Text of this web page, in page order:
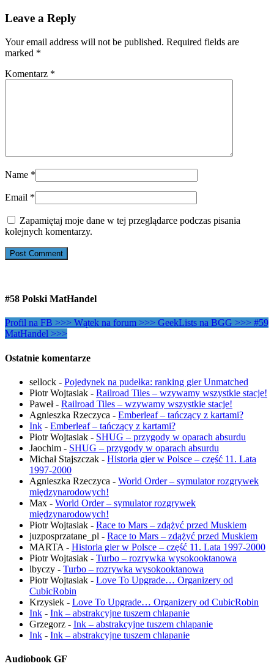
Leave a Reply
Your email address will not be published. Required fields are
marked *
Komentarz *
Name *
Email *
Zapamiętaj moje dane w tej przeglądarce podczas pisania
kolejnych komentarzy.
#58 Polski MatHandel
Profil na FB >>> Wątek na forum >>> GeekLists na BGG >>> #59
MatHandel >>>
Ostatnie komentarze
sellock - Pojedynek na pudełka: ranking gier Unmatched
Piotr Wojtasiak - Railroad Tiles – wzywamy wszystkie stacje!
Paweł- Railroad Tiles – wzywamy wszystkie stacje!
Agnieszka Rzeczyca - Emberleaf – tańczący z kartami?
Ink - Emberleaf – tańczący z kartami?
Piotr Wojtasiak - SHUG – przygody w oparach absurdu
Jaochim - SHUG – przygody w oparach absurdu
Michał Stajszczak - Historia gier w Polsce – część 11. Lata
1997-2000
Agnieszka Rzeczyca - World Order – symulator rozgrywek
międzynarodowych!
Max - World Order – symulator rozgrywek
międzynarodowych!
Piotr Wojtasiak - Race to Mars – zdążyć przed Muskiem
juzposprzatane_pl - Race to Mars – zdążyć przed Muskiem
MARTA - Historia gier w Polsce – część 11. Lata 1997-2000
Piotr Wojtasiak - Turbo – rozrywka wysokooktanowa
lbyczy - Turbo – rozrywka wysokooktanowa
Piotr Wojtasiak - Love To Upgrade… Organizery od
CubicRobin
Krzysiek - Love To Upgrade… Organizery od CubicRobin
Ink - Ink – abstrakcyjne tuszem chlapanie
Grzegorz - Ink – abstrakcyjne tuszem chlapanie
Ink - Ink – abstrakcyjne tuszem chlapanie
Audiobook GF